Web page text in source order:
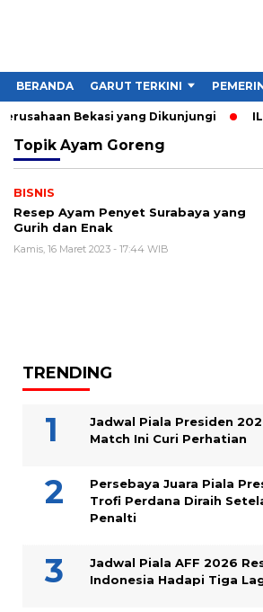
BERANDA GARUT TERKINI
Bekasi yang Dikunjungi
Topik Ayam Goreng
BISNIS
Resep Ayam Penyet Surabaya yang
Gurih dan Enak
Kamis, 16 Maret 2023 - 17:44 WIB
TRENDING
Jadwal Piala Presiden
Match Ini Curi Perhatian
Persebaya Juara Piala
Trofi Perdana Diraih
Penalti
Jadwal Piala AFF 2026
Indonesia Hadapi Tiga